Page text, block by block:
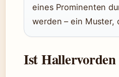
eines Prominenten
werden – ein Muster,
Ist